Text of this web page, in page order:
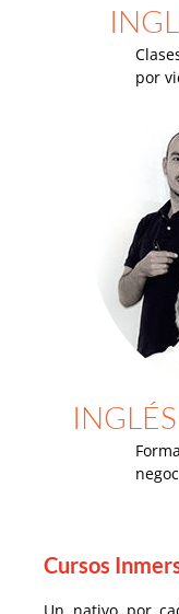
por
Cursos